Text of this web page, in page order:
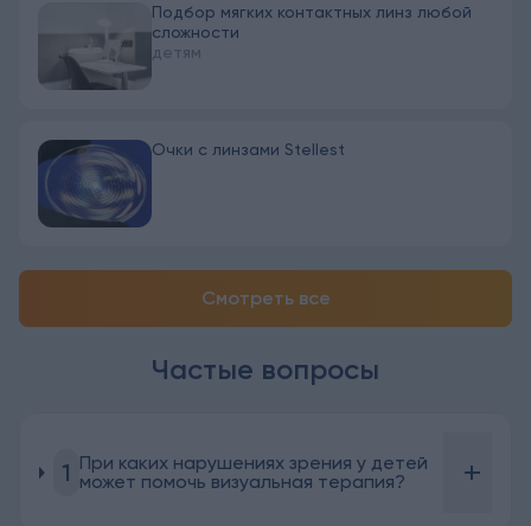
Подбор мягких контактных линз любой
сложности
детям
Очки с линзами Stellest
Смотреть все
Частые вопросы
1 При каких нарушениях зрения у детей
может помочь визуальная терапия?
+